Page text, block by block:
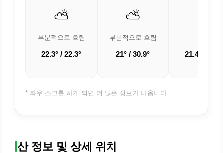
⛅
부분적으로 흐림
22.3° / 22.3°
⛅
부분적으로 흐림
21° / 30.9° 21.4° /
* 좌우 스크롤 하게 되면 더 많은 정보가 나옵니다.
산 정보 및 상세 위치